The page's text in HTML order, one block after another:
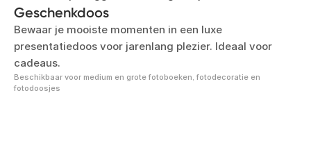
Geschenkdoos
Bewaar je mooiste momenten in een luxe
presentatiedoos voor jarenlang plezier. Ideaal voor
cadeaus.
Beschikbaar voor medium en grote fotoboeken, fotodecoratie en
fotodoosjes